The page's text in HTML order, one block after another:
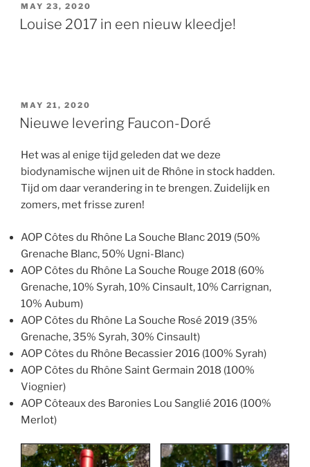
POSTED
ON
MAY 23, 2020
Louise 2017 in een nieuw kleedje!
POSTED
ON
MAY 21, 2020
Nieuwe levering Faucon-Doré
Het was al enige tijd geleden dat we deze
biodynamische wijnen uit de Rhône in stock hadden.
Tijd om daar verandering in te brengen. Zuidelijk en
zomers, met frisse zuren!
AOP Côtes du Rhône La Souche Blanc 2019 (50%
Grenache Blanc, 50% Ugni-Blanc)
AOP Côtes du Rhône La Souche Rouge 2018 (60%
Grenache, 10% Syrah, 10% Cinsault, 10% Carrignan,
10% Aubum)
AOP Côtes du Rhône La Souche Rosé 2019 (35%
Grenache, 35% Syrah, 30% Cinsault)
AOP Côtes du Rhône Becassier 2016 (100% Syrah)
AOP Côtes du Rhône Saint Germain 2018 (100%
Viognier)
AOP Côteaux des Baronies Lou Sanglié 2016 (100%
Merlot)